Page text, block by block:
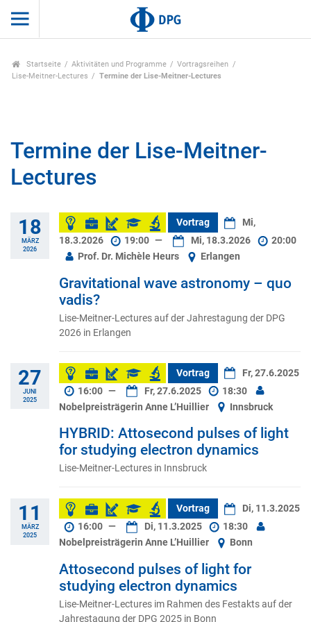
Startseite Aktivitäten und Programme
Vortragsreihen
Lise-Meitner-Lectures
Termine der Lise-Meitner-Lectures
Termine der Lise-Meitner-
Lectures
18
MÄRZ
2026
Vortrag
Mi,
18.3.2026
19:00 — Mi, 18.3.2026
20:00
Prof. Dr. Michèle Heurs
Erlangen
Gravitational wave astronomy – quo
vadis?
Lise-Meitner-Lectures auf der Jahrestagung der DPG
2026 in Erlangen
27
JUNI
2025
Vortrag
Fr, 27.6.2025
16:00 — Fr, 27.6.2025
18:30
Nobelpreisträgerin Anne L’Huillier
Innsbruck
HYBRID: Attosecond pulses of light
for studying electron dynamics
Lise-Meitner-Lectures in Innsbruck
11
MÄRZ
2025
Vortrag
Di, 11.3.2025
16:00 — Di, 11.3.2025
18:30
Nobelpreisträgerin Anne L’Huillier
Bonn
Attosecond pulses of light for
studying electron dynamics
Lise-Meitner-Lectures im Rahmen des Festakts auf der
Jahrestagung der DPG 2025 in Bonn